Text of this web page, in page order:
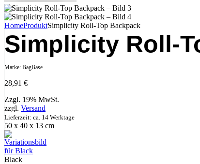
HomeProduktSimplicity Roll-Top Backpack
Simplicity Roll-
Marke: BagBase
28,91 €
Zzgl. 19% MwSt.
zzgl. Versand
Lieferzeit: ca. 14 Werktage
50 x 40 x 13 cm
Black